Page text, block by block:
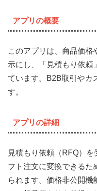
アプリの概要
このアプリは、商品価格
示にし、「見積もり依頼
ています。B2B取引やカ
す。
アプリの詳細
見積もり依頼（RFQ）
フト注文に変換できるた
られます。価格非公開機